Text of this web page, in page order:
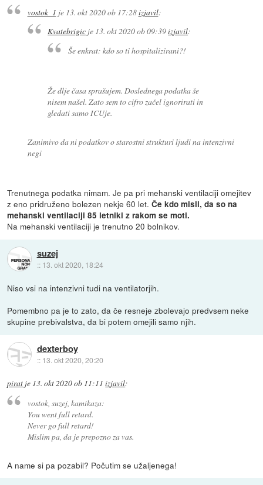
vostok_1 je 13. okt 2020 ob 17:28izjavil:
Kvatebrigic je 13. okt 2020 ob 09:39izjavil:
Še enkrat: kdo so ti hospitalizirani?!
Že dlje časa sprašujem. Doslednega podatka še
nisem našel. Zato sem to cifro začel ignorirati in
gledati samo ICUje.
Zanimivo da ni podatkov o starostni strukturi ljudi na intenzivni
negi
Trenutnega podatka nimam. Je pa pri mehanski ventilaciji omejitev
z eno pridruženo bolezen nekje 60 let.Če kdo misli, da so na
mehanski ventilaciji 85 letniki z rakom se moti.
Na mehanski ventilaciji je trenutno 20 bolnikov.
suzej
:: 13. okt 2020, 18:24
Niso vsi na intenzivni tudi na ventilatorjih.
Pomembno pa je to zato, da če resneje zbolevajo predvsem neke
skupine prebivalstva, da bi potem omejili samo njih.
dexterboy
:: 13. okt 2020, 20:20
pirat je 13. okt 2020 ob 11:11 izjavil:
vostok, suzej, kamikaza:
You went full retard.
Never go full retard!
Mislim pa, da je prepozno za vas.
A name si pa pozabil? Počutim se užaljenega!